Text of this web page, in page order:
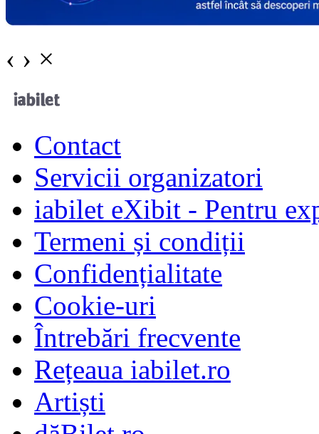
‹ › ×
Contact
Servicii organizatori
iabilet eXibit - Pentru
Termeni și condiții
Confidențialitate
Cookie-uri
Întrebări frecvente
Rețeaua iabilet.ro
Artiști